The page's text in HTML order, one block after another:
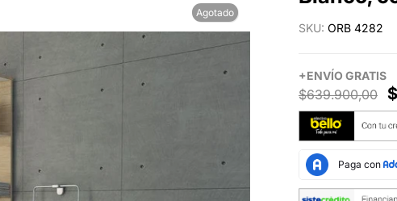
Agotado
SKU: ORB 4282
+ENVÍO GRATIS
$639.900,00